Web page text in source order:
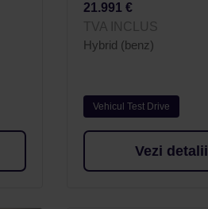
21.991 €
TVA INCLUS
Hybrid (benz)
Vehicul Test Drive
Vezi detalii